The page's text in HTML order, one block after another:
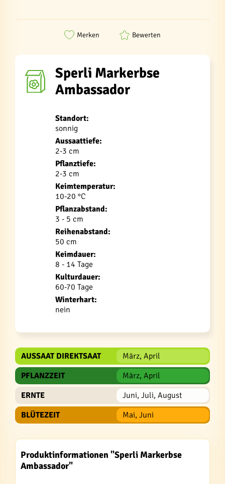
Merken Bewerten
Sperli Markerbse
Ambassador
Standort:
sonnig
Aussaattiefe:
2-3 cm
Pflanztiefe:
2-3 cm
Keimtemperatur:
10-20 °C
Pflanzabstand:
3 - 5 cm
Reihenabstand:
50 cm
Keimdauer:
8 - 14 Tage
Kulturdauer:
60-70 Tage
Winterhart:
nein
AUSSAAT DIREKTSAAT
März, April
PFLANZZEIT
März, April
ERNTE
Juni, Juli, August
BLÜTEZEIT
Mai, Juni
Produktinformationen "Sperli Markerbse
Ambassador"